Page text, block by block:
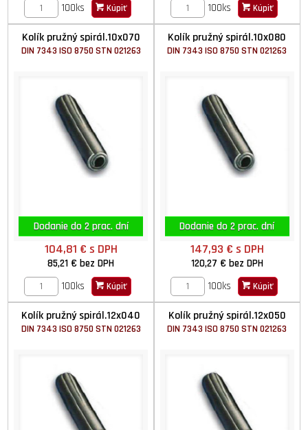
100ks
Kúpiť
100ks
Kúpiť
Kolík pružný spirál.10x070
DIN 7343 ISO 8750 STN 021263
Dodanie do 2 prac. dní
104,81 € s DPH
85,21 €bez DPH
100ks
Kúpiť
Kolík pružný spirál.10x080
DIN 7343 ISO 8750 STN 021263
Dodanie do 2 prac. dní
147,93 € s DPH
120,27 € bez DPH
100ks
Kúpiť
Kolík pružný spirál.12x040
DIN 7343 ISO 8750 STN 021263
Kolík pružný spirál.12x050
DIN 7343 ISO 8750 STN 021263